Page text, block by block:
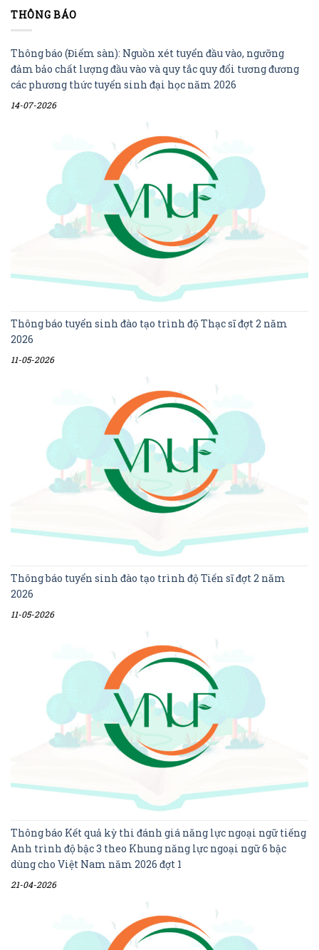
THÔNG BÁO
Thông báo (Điểm sàn): Nguồn xét tuyển đầu vào, ngưỡng
đảm bảo chất lượng đầu vào và quy tắc quy đổi tương đương
các phương thức tuyển sinh đại học năm 2026
14-07-2026
Thông báo tuyển sinh đào tạo trình độ Thạc sĩ đợt 2 năm
2026
11-05-2026
Thông báo tuyển sinh đào tạo trình độ Tiến sĩ đợt 2 năm
2026
11-05-2026
Thông báo Kết quả kỳ thi đánh giá năng lực ngoại ngữ tiếng
Anh trình độ bậc 3 theo Khung năng lực ngoại ngữ 6 bậc
dùng cho Việt Nam năm 2026 đợt 1
21-04-2026